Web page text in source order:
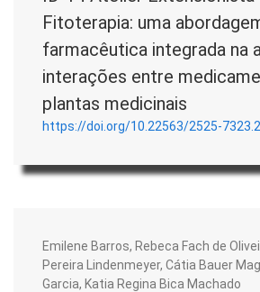
Fitoterapia: uma
farmacêutica integrada na
interações entre
plantas medicinais
https://doi.org/10.22563/2525-
Emilene Barros, Rebeca Fach de
Pereira Lindenmeyer, Cátia Bauer
Garcia, Katia Regina Bica Machado